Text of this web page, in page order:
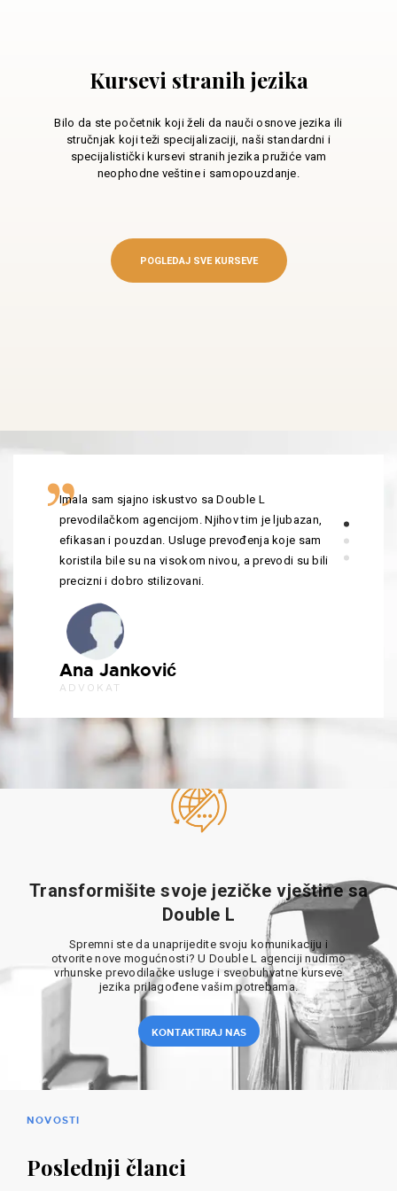
Kursevi stranih jezika
Bilo da ste početnik koji želi da nauči osnove jezika ili
stručnjak koji teži specijalizaciji, naši standardni i
specijalistički kursevi stranih jezika pružiće vam
neophodne veštine i samopouzdanje.
POGLEDAJ SVE KURSEVE
Imala sam sjajno iskustvo sa Double L
prevodilačkom agencijom. Njihov tim je ljubazan,
efikasan i pouzdan. Usluge prevođenja koje sam
koristila bile su na visokom nivou, a prevodi su bili
precizni i dobro stilizovani.
Ana Janković
ADVOKAT
Transformišite svoje jezičke vještine sa
Double L
Spremni ste da unaprijedite svoju komunikaciju i
otvorite nove mogućnosti? U Double L agenciji nudimo
vrhunske prevodilačke usluge i sveobuhvatne kurseve
jezika prilagođene vašim potrebama.
KONTAKTIRAJ NAS
NOVOSTI
Poslednji članci